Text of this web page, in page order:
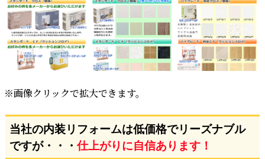
※画像クリックで拡大できます。
当社の内装リフォームは低価格でリーズナブル
ですが・・・ 仕上がりに自信あります！